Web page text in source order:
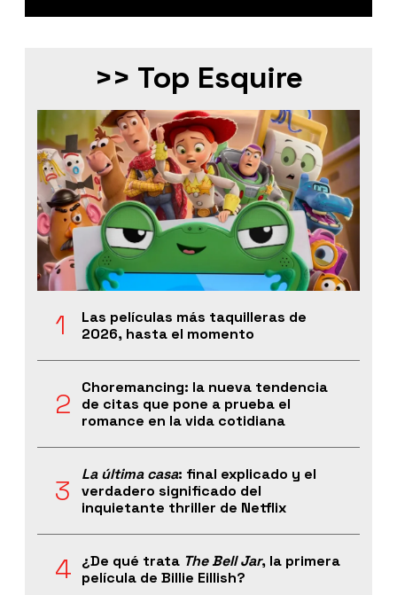
>> Top Esquire
Las películas más taquilleras de
2026, hasta el momento
Choremancing: la nueva tendencia
de citas que pone a prueba el
romance en la vida cotidiana
La última casa: final explicado y el
verdadero significado del
inquietante thriller de Netflix
¿De qué trata The Bell Jar, la primera
película de Billie Eillish?